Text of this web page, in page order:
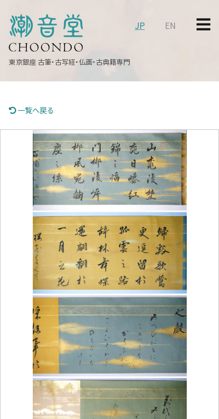
東京銀座 古筆・古写経・仏画・古典籍専門
JP EN
一覧へ戻る